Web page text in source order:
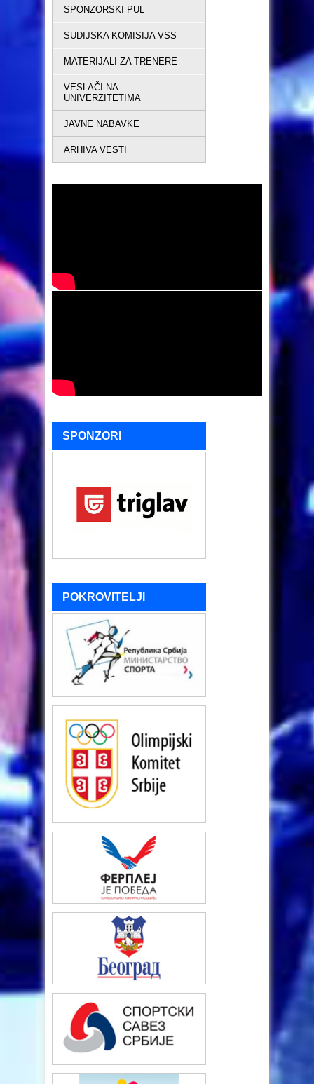
SPONZORSKI PUL
SUDIJSKA KOMISIJA VSS
MATERIJALI ZA TRENERE
VESLAČI NA
UNIVERZITETIMA
JAVNE NABAVKE
ARHIVA VESTI
SPONZORI
POKROVITELJI